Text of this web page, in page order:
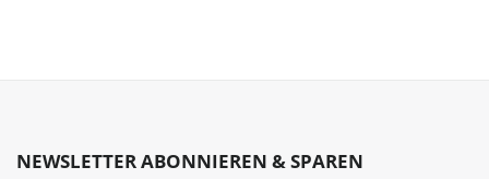
NEWSLETTER ABONNIEREN & SPAREN